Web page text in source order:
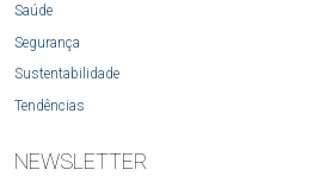
Saúde
Segurança
Sustentabilidade
Tendências
NEWSLETTER